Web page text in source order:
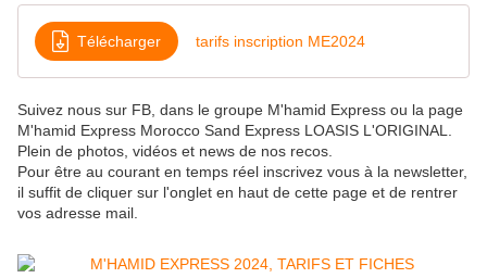
Télécharger tarifs inscription ME2024
Suivez nous sur FB, dans le groupe M'hamid Express ou la page
M'hamid Express Morocco Sand Express LOASIS L'ORIGINAL.
Plein de photos, vidéos et news de nos recos.
Pour être au courant en temps réel inscrivez vous à la newsletter,
il suffit de cliquer sur l'onglet en haut de cette page et de rentrer
vos adresse mail.